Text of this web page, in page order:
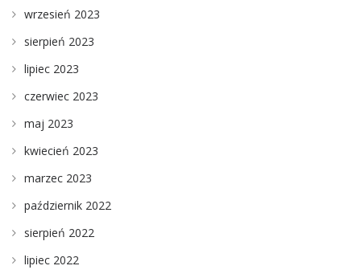
wrzesień 2023
sierpień 2023
lipiec 2023
czerwiec 2023
maj 2023
kwiecień 2023
marzec 2023
październik 2022
sierpień 2022
lipiec 2022